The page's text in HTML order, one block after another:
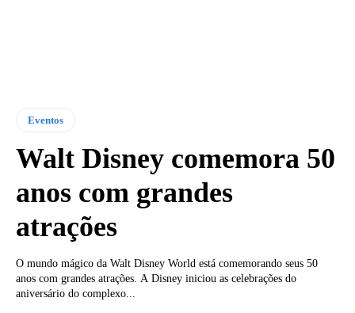
Eventos
Walt Disney comemora 50
anos com grandes
atrações
O mundo mágico da Walt Disney World está comemorando seus 50
anos com grandes atrações. A Disney iniciou as celebrações do
aniversário do complexo...